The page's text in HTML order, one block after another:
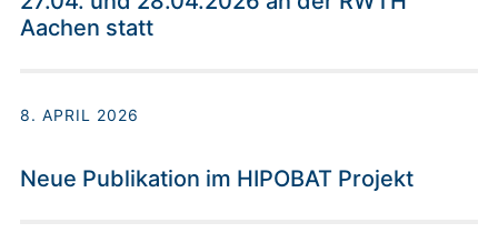
Aachen statt
8. APRIL 2026
Neue Publikation im HIPOBAT Projekt